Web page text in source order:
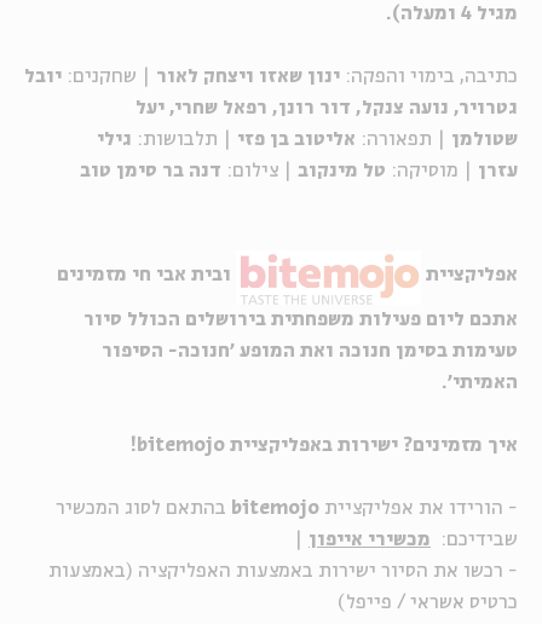
מגיל 4 ומעלה).
כתיבה, בימוי והפקה: ינון שאזו ויצחק לאור שחקנים: יובל
גטרויר, נועה צנקל, דור רונן, רפאל שחרי, יעל
שטולמן
תפאורה: אליטוב בן פזי | תלבושות: גילי
עזרן
מוסיקה: טל מינקוב צילום: דנה בר סימן טוב
אפליקציית ובית אבי חי מזמינים
אתכם ליום פעילות משפחתית בירושלים הכולל סיור
טעימות בסימן חנוכה ואת המופע 'חנוכה- הסיפור
האמיתי'.
איך מזמינים? ישירות באפליקציית bitemojo
!
- הורידו את אפליקציית bitemojo בהתאם לסוג המכשיר
שבידיכם: מכשירי אייפון
- רכשו את הסיור ישירות באמצעות האפליקציה (באמצעות
כרטיס אשראי / פייפל)